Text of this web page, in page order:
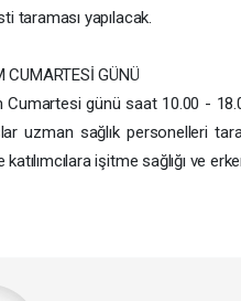
taraması yapılacak.
CUMARTESİ GÜNÜ
Cumartesi günü saat 10.00 -
uzman sağlık personelleri
işitme sağlığı ve